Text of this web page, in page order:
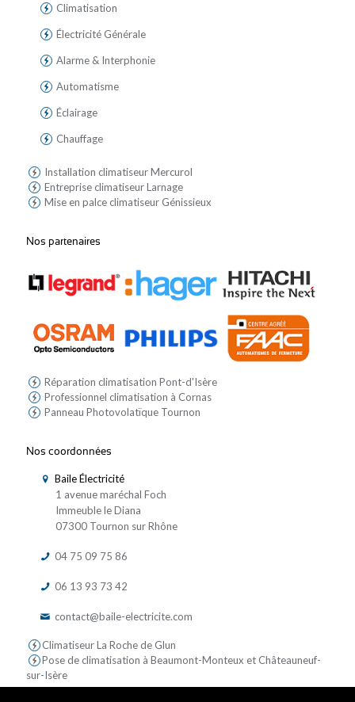
Climatisation
Électricité Générale
Alarme & Interphonie
Automatisme
Éclairage
Chauffage
Installation climatiseur Mercurol
Entreprise climatiseur Larnage
Mise en palce climatiseur Génissieux
Nos partenaires
Réparation climatisation Pont-d'Isère
Professionnel climatisation à Cornas
Panneau Photovolatïque Tournon
Nos coordonnées
Baile Électricité
1 avenue maréchal Foch
Immeuble le Diana
07300 Tournon sur Rhône
04 75 09 75 86
06 13 93 73 42
contact@baile-electricite.com
Climatiseur La Roche de Glun
Pose de climatisation à Beaumont-Monteux et Châteauneuf-
sur-Isère